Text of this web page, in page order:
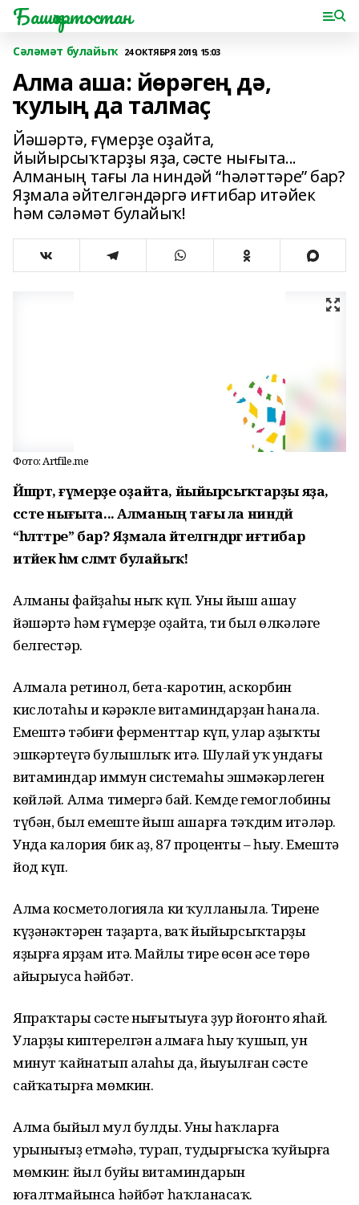
Башҡортостан
Сәләмәт булайыҡ 24 ОКТЯБРЯ 2019, 15:03
Алма аша: йөрәгең дә,
ҡулың да талмаҫ
Йәшәртә, ғүмерҙе оҙайта,
йыйырсыҡтарҙы яҙа, сәсте нығыта...
Алманың тағы ла ниндәй “һәләттәре” бар?
Яҙмала әйтелгәндәргә иғтибар итәйек
һәм сәләмәт булайыҡ!
Фото: Artfile.me
Йәшәртә, ғүмерҙе оҙайта, йыйырсыҡтарҙы яҙа,
сәсте нығыта... Алманың тағы ла ниндәй
“һәләттәре” бар? Яҙмала әйтелгәндәргә иғтибар
итәйек һәм сәләмәт булайыҡ!
Алманың файҙаһы ныҡ күп. Уны йыш ашау
йәшәртә һәм ғүмерҙе оҙайта, ти был өлкәләге
белгестәр.
Алмала ретинол, бета-каротин, аскорбин
кислотаһы иң кәрәкле витаминдарҙан һанала.
Емештә тәбиғи ферменттар күп, улар аҙыҡты
эшкәртеүгә булышлыҡ итә. Шулай уҡ ундағы
витаминдар иммун системаһы эшмәкәрлеген
көйләй. Алма тимергә бай. Кемдең гемоглобины
түбән, был емеште йыш ашарға тәҡдим итәләр.
Унда калория бик аҙ, 87 проценты – һыу. Емештә
йод күп.
Алма косметологияла киң ҡулланыла. Тиренең
күҙәнәктәрен таҙарта, ваҡ йыйырсыҡтарҙы
яҙырға ярҙам итә. Майлы тире өсөн әсе төрө
айырыуса һәйбәт.
Япраҡтары сәсте нығытыуға ҙур йоғонто яһай.
Уларҙы киптерелгән алмаға һыу ҡушып, ун
минут ҡайнатып алаһың да, йыуылған сәсте
сайҡатырға мөмкин.
Алма быйыл мул булды. Уны һаҡларға
урынығыҙ етмәһә, турап, туңдырғысҡа ҡуйырға
мөмкин: йыл буйы витаминдарын
юғалтмайынса һәйбәт һаҡланасаҡ.